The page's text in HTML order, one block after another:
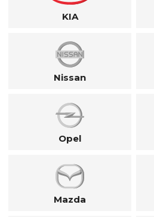
KIA
Nissan
Opel
Mazda